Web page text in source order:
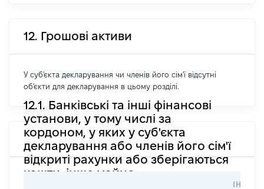
12. Грошові активи
У суб'єкта декларування чи членів його сім'ї відсутні
об'єкти для декларування в цьому розділі.
12.1. Банківські та інші фінансові
установи, у тому числі за
кордоном, у яких у суб'єкта
декларування або членів його сім'ї
відкриті рахунки або зберігаються
кошти, інше майно